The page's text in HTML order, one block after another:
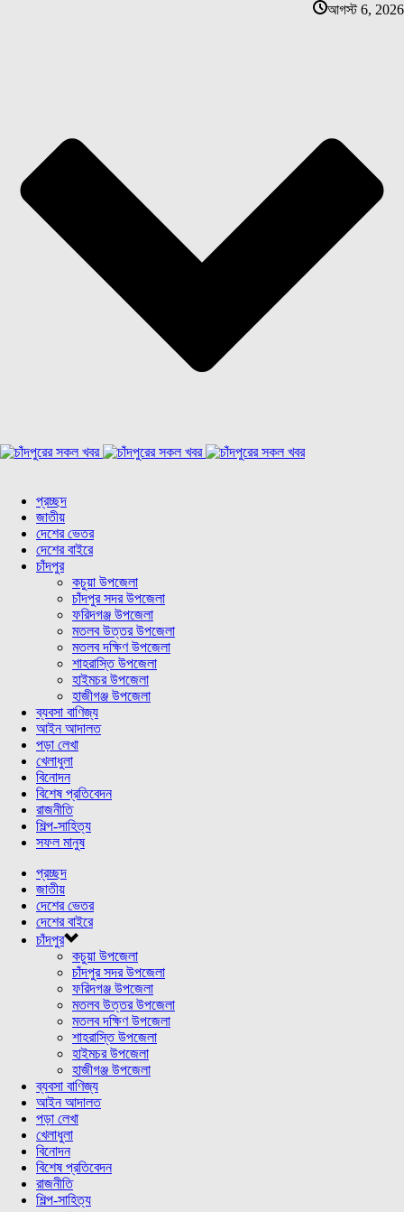
আগস্ট 6, 2026
প্রচ্ছদ
জাতীয়
দেশের ভেতর
দেশের বাইরে
চাঁদপুর
কচুয়া উপজেলা
চাঁদপুর সদর উপজেলা
ফরিদগঞ্জ উপজেলা
মতলব উত্তর উপজেলা
মতলব দক্ষিণ উপজেলা
শাহরাস্তি উপজেলা
হাইমচর উপজেলা
হাজীগঞ্জ উপজেলা
ব্যবসা বাণিজ্য
আইন আদালত
পড়া লেখা
খেলাধুলা
বিনোদন
বিশেষ প্রতিবেদন
রাজনীতি
শিল্প-সাহিত্য
সফল মানুষ
প্রচ্ছদ
জাতীয়
দেশের ভেতর
দেশের বাইরে
চাঁদপুর
কচুয়া উপজেলা
চাঁদপুর সদর উপজেলা
ফরিদগঞ্জ উপজেলা
মতলব উত্তর উপজেলা
মতলব দক্ষিণ উপজেলা
শাহরাস্তি উপজেলা
হাইমচর উপজেলা
হাজীগঞ্জ উপজেলা
ব্যবসা বাণিজ্য
আইন আদালত
পড়া লেখা
খেলাধুলা
বিনোদন
বিশেষ প্রতিবেদন
রাজনীতি
শিল্প-সাহিত্য